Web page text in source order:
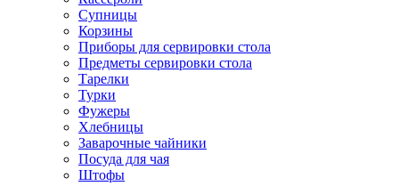
Супницы
Корзины
Приборы для сервировки стола
Предметы сервировки стола
Тарелки
Турки
Фужеры
Хлебницы
Заварочные чайники
Посуда для чая
Штофы